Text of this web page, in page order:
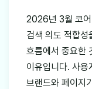
2026년 3월 코어
검색 의도 적합성
흐름에서 중요한
이유입니다. 사용
브랜드와 페이지